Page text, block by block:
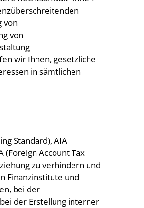
von
von
wir Ihnen, gesetzliche
in sämtlichen
Standard), AIA
(Foreign Account Tax
zu verhindern und
Finanzinstitute und
bei der
der Erstellung interner